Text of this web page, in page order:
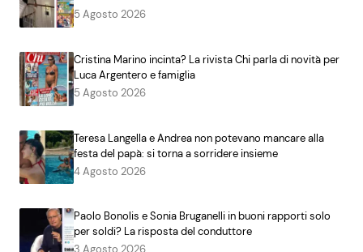
5 Agosto 2026
Cristina Marino incinta? La rivista Chi parla di novità per
Luca Argentero e famiglia
5 Agosto 2026
Teresa Langella e Andrea non potevano mancare alla
festa del papà: si torna a sorridere insieme
4 Agosto 2026
Paolo Bonolis e Sonia Bruganelli in buoni rapporti solo
per soldi? La risposta del conduttore